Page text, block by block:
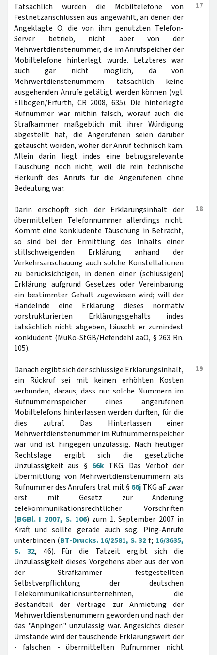
17
Tatsächlich wurden die Mobiltelefone von
Festnetzanschlüssen aus angewählt, an denen der
Angeklagte O. die von ihm genutzten Telefon-
Server betrieb, nicht aber von der
Mehrwertdienstenummer, die im Anrufspeicher der
Mobiltelefone hinterlegt wurde. Letzteres war
auch gar nicht möglich, da von
Mehrwertdienstenummern tatsächlich keine
ausgehenden Anrufe getätigt werden können (vgl.
Ellbogen/Erfurth, CR 2008, 635). Die hinterlegte
Rufnummer war mithin falsch, worauf auch die
Strafkammer maßgeblich mit ihrer Würdigung
abgestellt hat, die Angerufenen seien darüber
getäuscht worden, woher der Anruf technisch kam.
Allein darin liegt indes eine betrugsrelevante
Täuschung noch nicht, weil die rein technische
Herkunft des Anrufs für die Angerufenen ohne
Bedeutung war.
18
Darin erschöpft sich der Erklärungsinhalt der
übermittelten Telefonnummer allerdings nicht.
Kommt eine konkludente Täuschung in Betracht,
so sind bei der Ermittlung des Inhalts einer
stillschweigenden Erklärung anhand der
Verkehrsanschauung auch solche Konstellationen
zu berücksichtigen, in denen einer (schlüssigen)
Erklärung aufgrund Gesetzes oder Vereinbarung
ein bestimmter Gehalt zugewiesen wird; will der
Handelnde eine Erklärung dieses normativ
vorstrukturierten Erklärungsgehalts indes
tatsächlich nicht abgeben, täuscht er zumindest
konkludent (MüKo-StGB/Hefendehl aaO, § 263 Rn.
105).
19
Danach ergibt sich der schlüssige Erklärungsinhalt,
ein Rückruf sei mit keinen erhöhten Kosten
verbunden, daraus, dass nur solche Nummern im
Rufnummernspeicher eines angerufenen
Mobiltelefons hinterlassen werden durften, für die
dies zutraf. Das Hinterlassen einer
Mehrwertdienstenummer im Rufnummernspeicher
war und ist hingegen unzulässig. Nach heutiger
Rechtslage ergibt sich die gesetzliche
Unzulässigkeit aus § 66kTKG. Das Verbot der
Übermittlung von Mehrwertdienstenummern als
Rufnummer des Anrufers trat mit § 66jTKG aF zwar
erst mit Gesetz zur Änderung
telekommunikationsrechtlicher Vorschriften
(BGBl. I 2007, S. 106) zum 1. September 2007 in
Kraft und sollte gerade auch sog. Ping-Anrufe
unterbinden (BT-Drucks. 16/2581, S. 32f.; 16/3635,
S. 32, 46). Für die Tatzeit ergibt sich die
Unzulässigkeit dieses Vorgehens aber aus der von
der Strafkammer festgestellten
Selbstverpflichtung der deutschen
Telekommunikationsunternehmen, die
Bestandteil der Verträge zur Anmietung der
Mehrwertdienstenummern geworden und nach der
das "Anpingen" unzulässig war. Angesichts dieser
Umstände wird der täuschende Erklärungswert der
- falschen - übermittelten Rufnummer nicht